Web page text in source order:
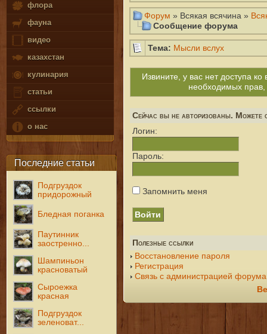
флора
фауна
видео
казахстан
кулинария
статьи
ссылки
о нас
Последние статьи
Подгруздок
придорожный
Бледная поганка
Паутинник
заостренно...
Шампиньон
красноватый
Сыроежка
красная
Подгруздок
зеленоват...
Форум » Всякая всячина »
Сообщение форума
Тема: Мысли вслух
Извините, у вас нет доступа
необходимых прав,
Сейчас вы не авторизованы. Можете
Логин:
Пароль:
Запомнить меня
Полезные ссылки
Восстановление пароля
Регистрация
Связь с администрацией форума